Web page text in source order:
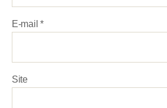
E-mail*
Site